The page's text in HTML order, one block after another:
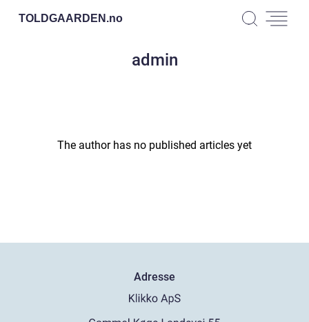
TOLDGAARDEN.no
admin
The author has no published articles yet
Adresse